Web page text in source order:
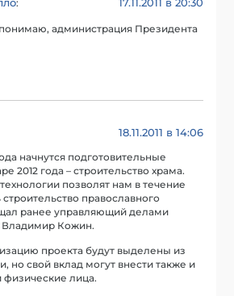
:
понимаю, администрация Президента
18.11.2011 в 14:06
начнутся подготовительные
2012 года – строительство храма.
позволят нам в течение
православного
ранее управляющий делами
Владимир Кожин.
проекта будут выделены из
но свой вклад могут внести также и
лица.